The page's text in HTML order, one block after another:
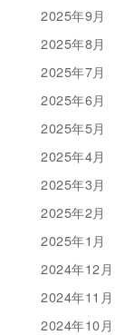
2025年9月
2025年8月
2025年7月
2025年6月
2025年5月
2025年4月
2025年3月
2025年2月
2025年1月
2024年12月
2024年11月
2024年10月